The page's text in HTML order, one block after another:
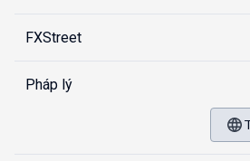
FXStreet
Pháp lý